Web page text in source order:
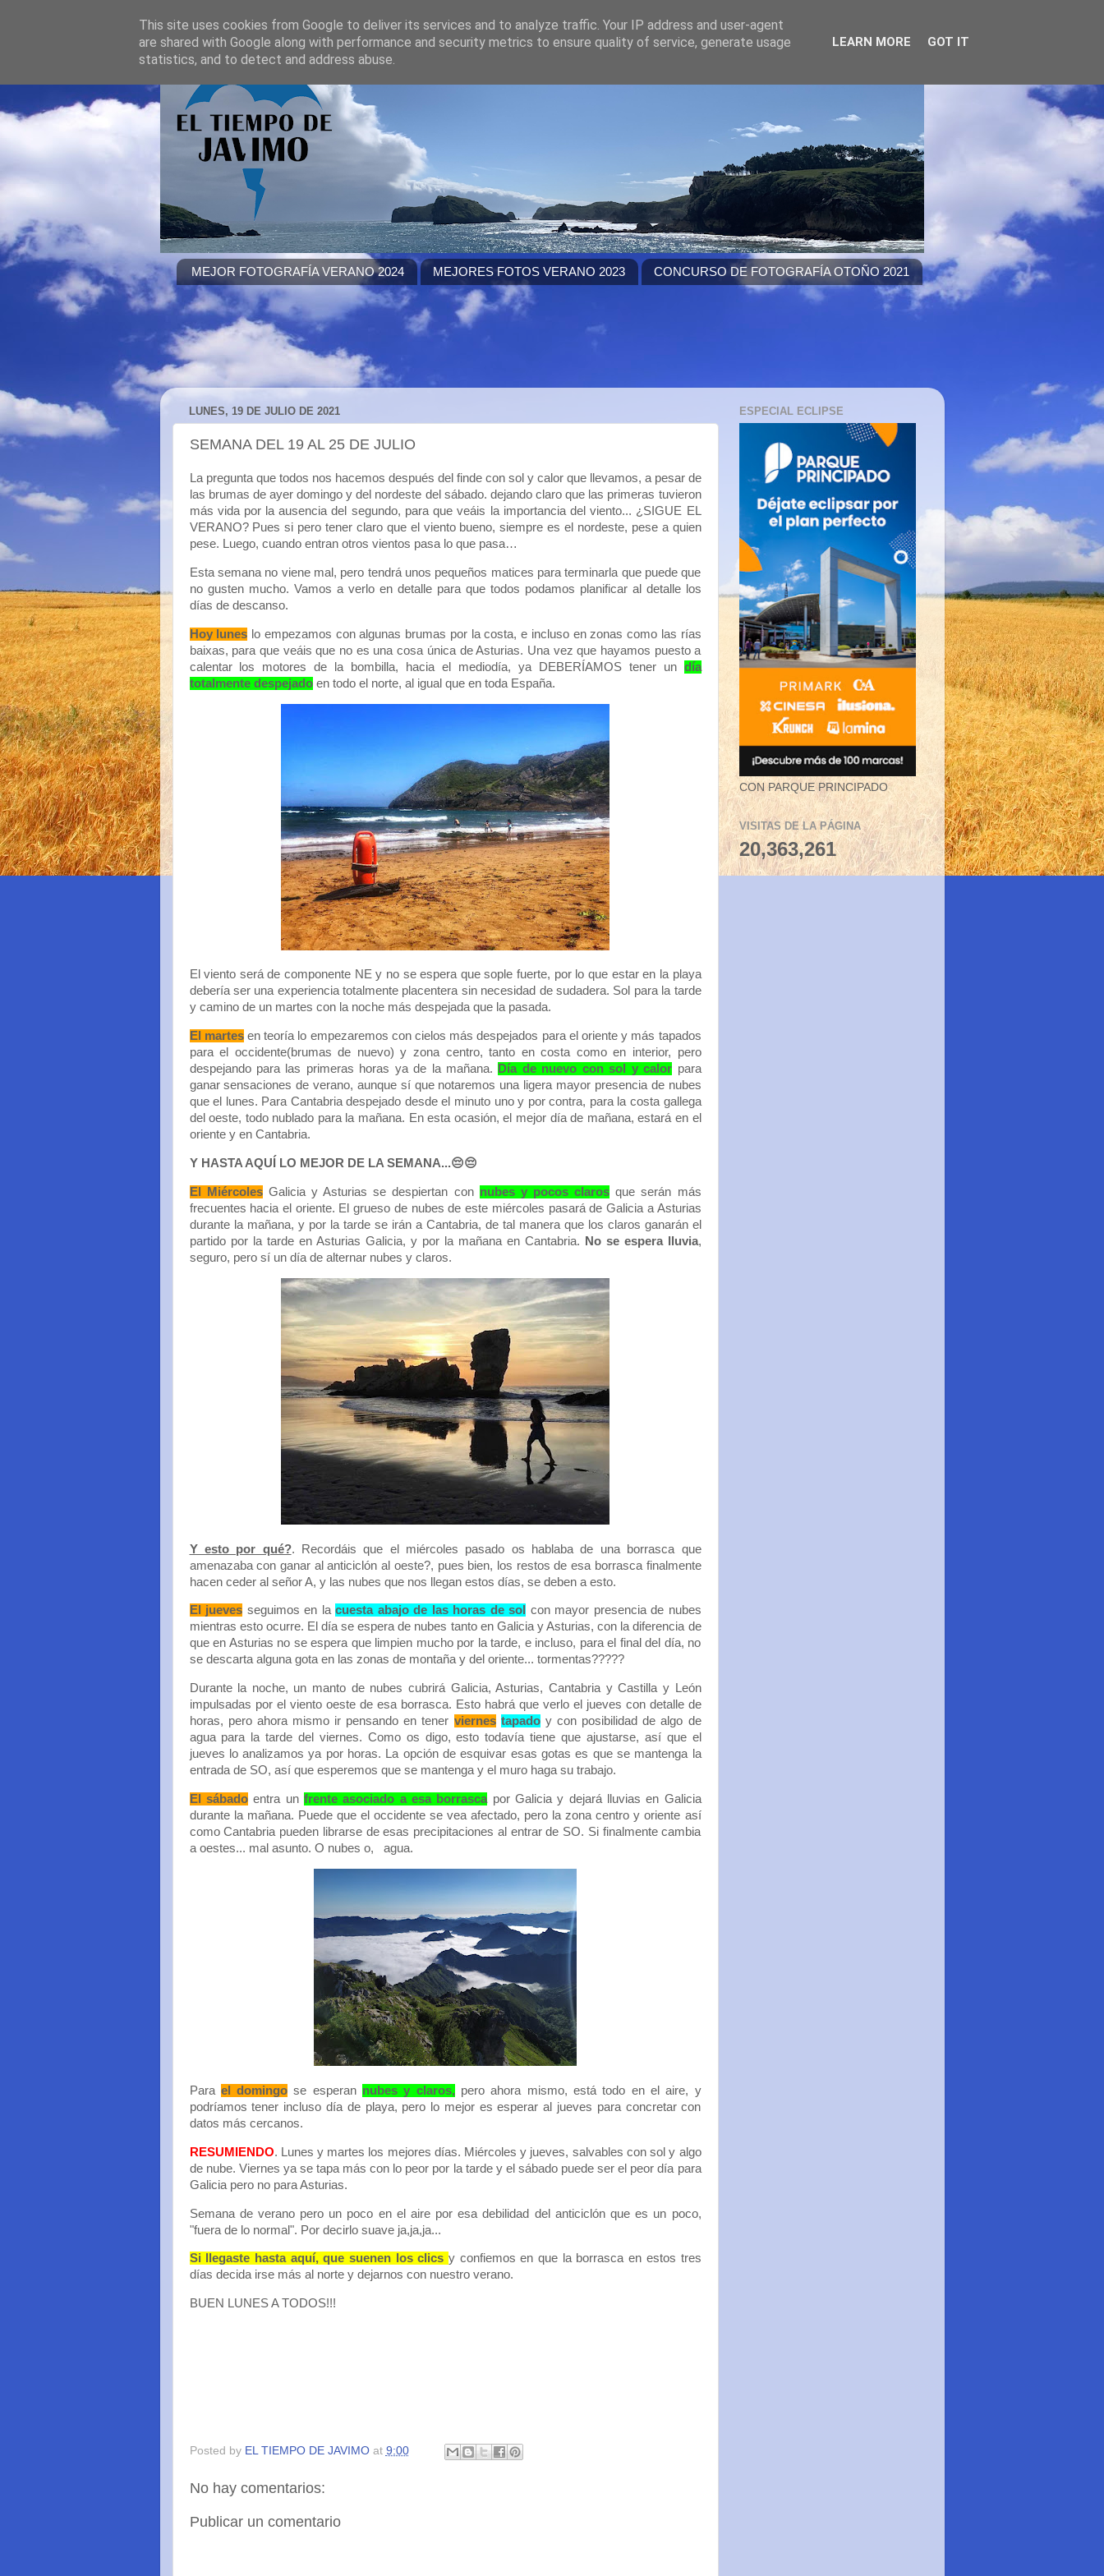
MEJOR FOTOGRAFÍA VERANO 2024 MEJORES FOTOS VERANO 2023 CONCURSO DE FOTOGRAFÍA OTOÑO 2021
LUNES, 19 DE JULIO DE 2021
SEMANA DEL 19 AL 25 DE JULIO
La pregunta que todos nos hacemos después del finde con sol y calor que llevamos, a pesar de
las brumas de ayer domingo y del nordeste del sábado. dejando claro que las primeras tuvieron
más vida por la ausencia del segundo, para que veáis la importancia del viento... ¿SIGUE EL
VERANO? Pues si pero tener claro que el viento bueno, siempre es el nordeste, pese a quien
pese. Luego, cuando entran otros vientos pasa lo que pasa…
Esta semana no viene mal, pero tendrá unos pequeños matices para terminarla que puede que
no gusten mucho. Vamos a verlo en detalle para que todos podamos planificar al detalle los
días de descanso.
Hoy lunes lo empezamos con algunas brumas por la costa, e incluso en zonas como las rías
baixas, para que veáis que no es una cosa única de Asturias. Una vez que hayamos puesto a
calentar los motores de la bombilla, hacia el mediodía, ya DEBERÍAMOS tener un día
totalmente despejadoen todo el norte, al igual que en toda España.
El viento será de componente NE y no se espera que sople fuerte, por lo que estar en la playa
debería ser una experiencia totalmente placentera sin necesidad de sudadera. Sol para la tarde
y camino de un martes con la noche más despejada que la pasada.
El martesen teoría lo empezaremos con cielos más despejados para el oriente y más tapados
para el occidente(brumas de nuevo) y zona centro, tanto en costa como en interior, pero
despejando para las primeras horas ya de la mañana.
Día de nuevo con sol y calor para
ganar sensaciones de verano, aunque sí que notaremos una ligera mayor presencia de nubes
que el lunes. Para Cantabria despejado desde el minuto uno y por contra, para la costa gallega
del oeste, todo nublado para la mañana. En esta ocasión, el mejor día de mañana, estará en el
oriente y en Cantabria.
Y HASTA AQUÍ LO MEJOR DE LA SEMANA...😔😔
El MiércolesGalicia y Asturias se despiertan con nubes y pocos claros que serán más
frecuentes hacia el oriente. El grueso de nubes de este miércoles pasará de Galicia a Asturias
durante la mañana, y por la tarde se irán a Cantabria, de tal manera que los claros ganarán el
partido por la tarde en Asturias Galicia, y por la mañana en Cantabria.
No se espera lluvia,
seguro, pero sí un día de alternar nubes y claros.
Y esto por qué?. Recordáis que el miércoles pasado os hablaba de una borrasca que
amenazaba con ganar al anticiclón al oeste?, pues bien, los restos de esa borrasca finalmente
hacen ceder al señor A, y las nubes que nos llegan estos días, se deben a esto.
El jueves seguimos en la cuesta abajo de las horas de sol
con mayor presencia de nubes
mientras esto ocurre. El día se espera de nubes tanto en Galicia y Asturias, con la diferencia de
que en Asturias no se espera que limpien mucho por la tarde, e incluso, para el final del día, no
se descarta alguna gota en las zonas de montaña y del oriente... tormentas?????
Durante la noche, un manto de nubes cubrirá Galicia, Asturias, Cantabria y Castilla y León
impulsadas por el viento oeste de esa borrasca. Esto habrá que verlo el jueves con detalle de
horas, pero ahora mismo ir pensando en tener viernes tapadoy con posibilidad de algo de
agua para la tarde del viernes. Como os digo, esto todavía tiene que ajustarse, así que el
jueves lo analizamos ya por horas. La opción de esquivar esas gotas es que se mantenga la
entrada de SO, así que esperemos que se mantenga y el muro haga su trabajo.
El sábadoentra un frente asociado a esa borrasca por Galicia y dejará lluvias en Galicia
durante la mañana. Puede que el occidente se vea afectado, pero la zona centro y oriente así
como Cantabria pueden librarse de esas precipitaciones al entrar de SO. Si finalmente cambia
a oestes... mal asunto. O nubes o, agua.
Para el domingo se esperan nubes y claros,pero ahora mismo, está todo en el aire, y
podríamos tener incluso día de playa, pero lo mejor es esperar al jueves para concretar con
datos más cercanos.
RESUMIENDO. Lunes y martes los mejores días. Miércoles y jueves, salvables con sol y algo
de nube. Viernes ya se tapa más con lo peor por la tarde y el sábado puede ser el peor día para
Galicia pero no para Asturias.
Semana de verano pero un poco en el aire por esa debilidad del anticiclón que es un poco,
"fuera de lo normal". Por decirlo suave ja,ja,ja...
Si llegaste hasta aquí, que suenen los clics y confiemos en que la borrasca en estos tres
días decida irse más al norte y dejarnos con nuestro verano.
BUEN LUNES A TODOS!!!
Posted by EL TIEMPO DE JAVIMO at 9:00
No hay comentarios:
Publicar un comentario
ESPECIAL ECLIPSE
CON PARQUE PRINCIPADO
VISITAS DE LA PÁGINA
20,363,261
This site uses cookies from Google to deliver its services and to analyze traffic. Your IP address and user-agent
are shared with Google along with performance and security metrics to ensure quality of service, generate usage
statistics, and to detect and address abuse.
LEARN MORE GOT IT